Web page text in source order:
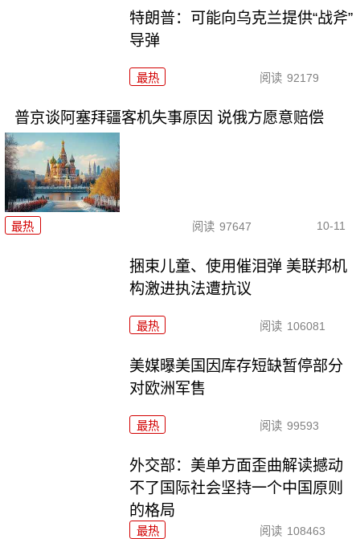
特朗普：可能向乌克兰提供“战斧”
导弹
最热 阅读 92179
普京谈阿塞拜疆客机失事原因 说俄方愿意赔偿
最热 阅读 97647 10-11
捆束儿童、使用催泪弹 美联邦机
构激进执法遭抗议
最热 阅读 106081
美媒曝美国因库存短缺暂停部分
对欧洲军售
最热 阅读 99593
外交部：美单方面歪曲解读撼动
不了国际社会坚持一个中国原则
的格局
最热 阅读 108463